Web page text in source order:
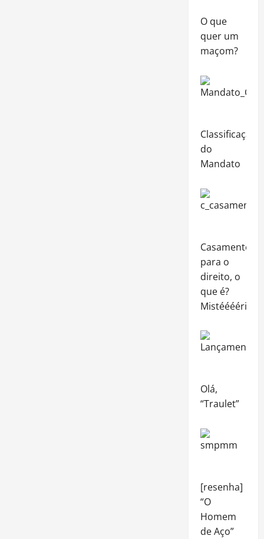
O que
quer um
maçom?
Classificação
do
Mandato
Casamento,
para o
direito, o
que é?
Mistéééério…
Olá,
“Traulet”
[resenha]
“O
Homem
de Aço”